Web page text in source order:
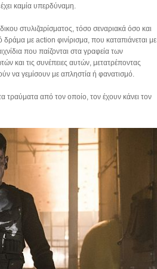
καμία υπερδύναμη.
στυλιζαρίσματος, τόσο σεναριακά όσο και
δράμα με action φινίρισμα, που καταπιάνεται με
που παίζονται στα γραφεία των
και τις συνέπειες αυτών, μετατρέποντας
να γεμίσουν με απληστία ή φανατισμό.
τραύματα από τον οποίο, τον έχουν κάνει τον